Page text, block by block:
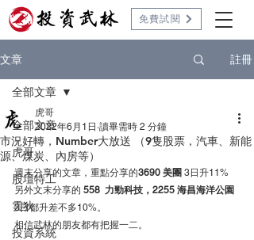
免費試閱
文章 註冊
全部文章
虎哥
股壇特工
雲狄
投資系統
全部文章
市況好轉，Number大放送 （9隻股票，汽車、新能
源、煤炭、內房等）
虎哥
2022年6月1日 讀畢需時 2 分鐘
週末分享的文章，重點分享的3690 美團 3日升11%
另外文末分享的 558 力勁科技，2255 海昌海洋公園
3日都升差不多10%。
相信武林的朋友都有把握一二。